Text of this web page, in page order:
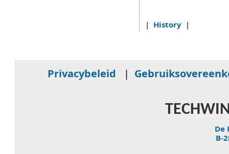
| History |
Privacybeleid |
De
B-